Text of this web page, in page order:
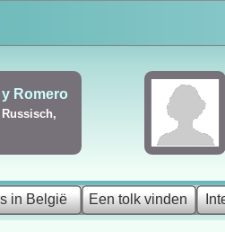
in België Een tolk vinden
Christiaens
Frans, Portugees,